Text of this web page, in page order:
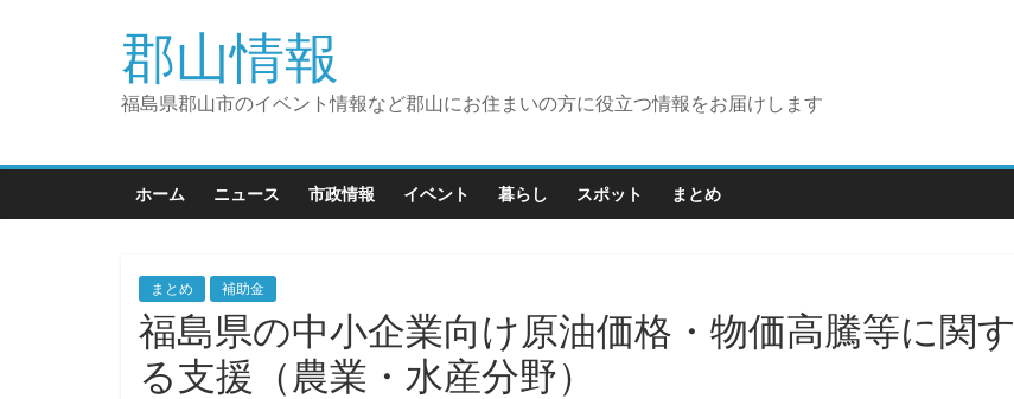
へ
キ
郡山情報
福島県郡山市のイベント情報など郡山にお住まいの方に役立つ情報をお届けします
ホーム ニュース 市政情報 イベント 暮らし スポット まとめ
まとめ 補助金
福島県の中小企業向け原油価格・物価高騰等に関す
る支援（農業・水産分野）